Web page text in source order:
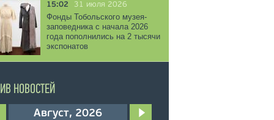
15:02 31 июля 2026
Фонды Тобольского музея-
заповедника с начала 2026
года пополнились на 2 тысячи
экспонатов
НОВОСТЕЙ
Август, 2026